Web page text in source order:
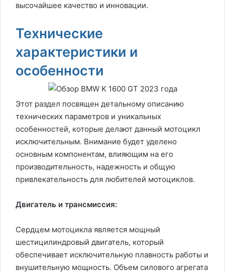
высочайшее качество и инновации.
Технические
характеристики и
особенности
Этот раздел посвящен детальному описанию
технических параметров и уникальных
особенностей, которые делают данный мотоцикл
исключительным. Внимание будет уделено
основным компонентам, влияющим на его
производительность, надежность и общую
привлекательность для любителей мотоциклов.
Двигатель и трансмиссия:
Сердцем мотоцикла является мощный
шестицилиндровый двигатель, который
обеспечивает исключительную плавность работы и
внушительную мощность. Объем силового агрегата